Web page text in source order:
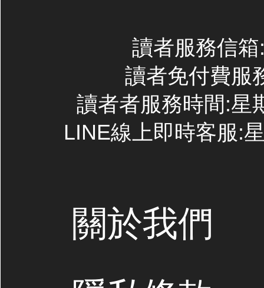
讀者服務信
讀者免付費服
讀者者服務時間:星
LINE線上即時客服:
關於我們